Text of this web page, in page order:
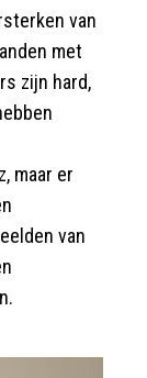
van
met
zijn hard,
maar er
van